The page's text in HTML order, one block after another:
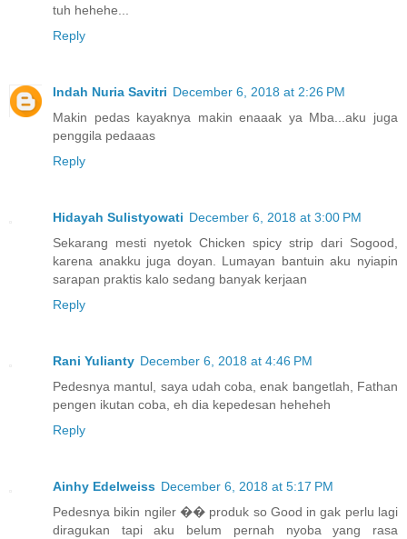
tuh hehehe...
Reply
Indah Nuria Savitri December 6, 2018 at 2:26 PM
Makin pedas kayaknya makin enaaak ya Mba...aku juga
penggila pedaaas
Reply
Hidayah Sulistyowati December 6, 2018 at 3:00 PM
Sekarang mesti nyetok Chicken spicy strip dari Sogood,
karena anakku juga doyan. Lumayan bantuin aku nyiapin
sarapan praktis kalo sedang banyak kerjaan
Reply
Rani Yulianty December 6, 2018 at 4:46 PM
Pedesnya mantul, saya udah coba, enak bangetlah, Fathan
pengen ikutan coba, eh dia kepedesan heheheh
Reply
Ainhy Edelweiss December 6, 2018 at 5:17 PM
Pedesnya bikin ngiler �� produk so Good in gak perlu lagi
diragukan tapi aku belum pernah nyoba yang rasa